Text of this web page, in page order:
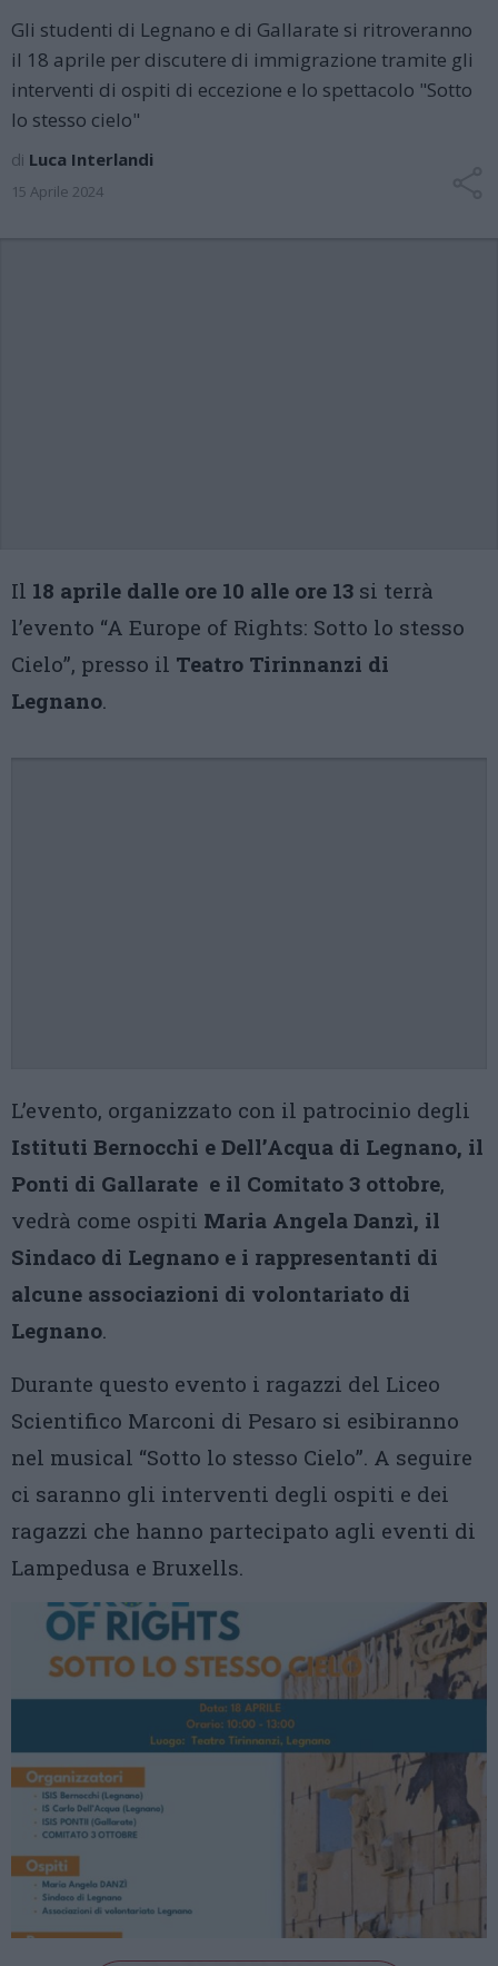
Gli studenti di Legnano e di Gallarate si ritroveranno
il 18 aprile per discutere di immigrazione tramite gli
interventi di ospiti di eccezione e lo spettacolo "Sotto
lo stesso cielo"
di Luca Interlandi
15 Aprile 2024
Il 18 aprile dalle ore 10 alle ore 13 si terrà
l’evento “A Europe of Rights: Sotto lo stesso
Cielo”, presso il Teatro Tirinnanzi di
Legnano.
L’evento, organizzato con il patrocinio degli
Istituti Bernocchi e Dell’Acqua di Legnano, il
Ponti di Gallarate e il Comitato 3 ottobre,
vedrà come ospiti Maria Angela Danzì, il
Sindaco di Legnano e i rappresentanti di
alcune associazioni di volontariato di
Legnano.
Durante questo evento i ragazzi del Liceo
Scientifico Marconi di Pesaro si esibiranno
nel musical “Sotto lo stesso Cielo”. A seguire
ci saranno gli interventi degli ospiti e dei
ragazzi che hanno partecipato agli eventi di
Lampedusa e Bruxells.